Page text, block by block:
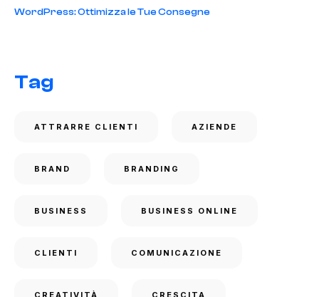
WordPress: Ottimizza le Tue Consegne
Tag
ATTRARRE CLIENTI AZIENDE
BRAND BRANDING
BUSINESS BUSINESS ONLINE
CLIENTI COMUNICAZIONE